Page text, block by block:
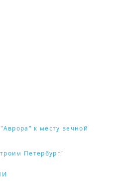
к месту вечной
Петербург!"